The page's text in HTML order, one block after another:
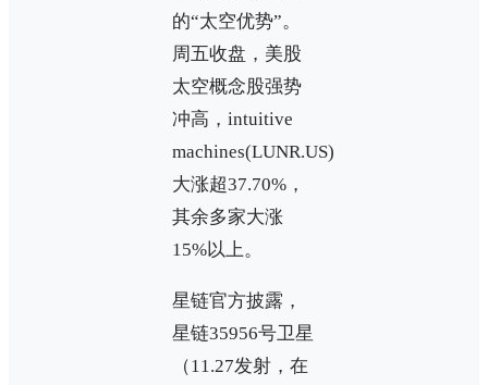
的“太空优势”。
周五收盘，美股
太空概念股强势
冲高，intuitive
machines(LUNR.US)
大涨超37.70%，
其余多家大涨
15%以上。
星链官方披露，
星链35956号卫星
（11.27发射，在